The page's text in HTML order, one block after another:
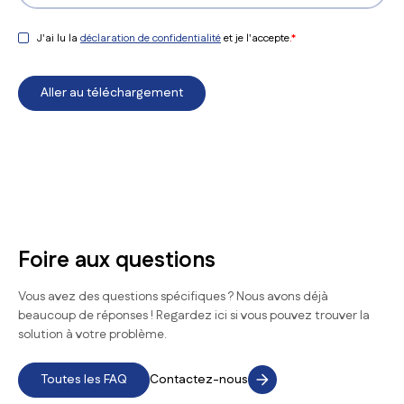
J'ai lu la déclaration de confidentialitéet je l'accepte.*
Foire aux questions
Vous avez des questions spécifiques ? Nous avons déjà
beaucoup de réponses ! Regardez ici si vous pouvez trouver la
solution à votre problème.
Toutes les FAQ Contactez-nous